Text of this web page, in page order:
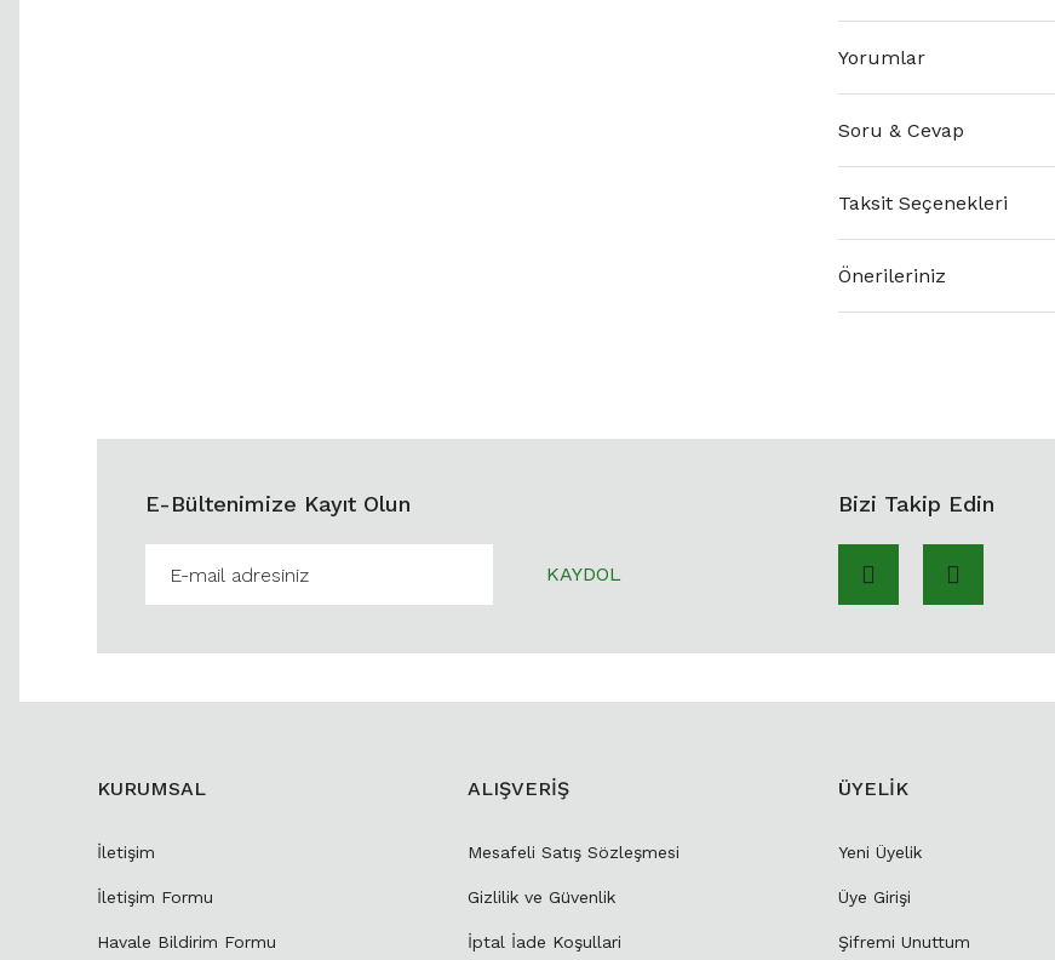
Yorumlar
Soru & Cevap
Taksit Seçenekleri
Önerileriniz
E-Bültenimize Kayıt Olun
KAYDOL
Bizi Takip Edin
KURUMSAL
İletişim
İletişim Formu
Havale Bildirim Formu
ALIŞVERİŞ
Mesafeli Satış Sözleşmesi
Gizlilik ve Güvenlik
İptal İade Koşullari
ÜYELİK
Yeni Üyelik
Üye Girişi
Şifremi Unuttum